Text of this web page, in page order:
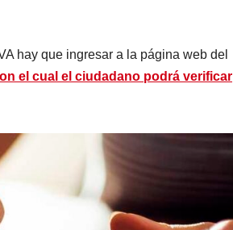
hay que ingresar a la página web del
el cual el ciudadano podrá verificar